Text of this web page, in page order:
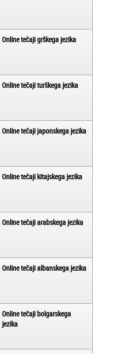
Online tečaji grškega jezika
Online tečaji turškega jezika
Online tečaji japonskega jezika
Online tečaji kitajskega jezika
Online tečaji arabskega jezika
Online tečaji albanskega jezika
Online tečaji bolgarskega
jezika